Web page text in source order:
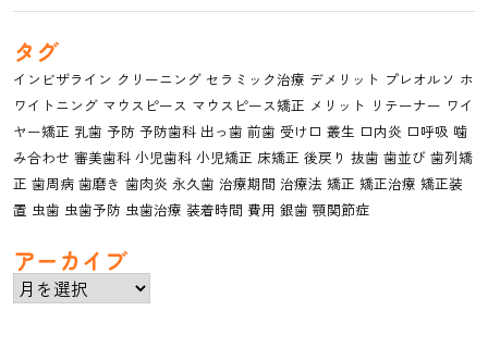
タグ
インビザライン クリーニング セラミック治療 デメリット プレオルソ ホ
ワイトニング マウスピース マウスピース矯正 メリット リテーナー ワイ
ヤー矯正 乳歯 予防 予防歯科 出っ歯 前歯 受け口 叢生 口内炎 口呼吸 噛
み合わせ 審美歯科 小児歯科 小児矯正 床矯正 後戻り 抜歯 歯並び 歯列矯
正 歯周病 歯磨き 歯肉炎 永久歯 治療期間 治療法 矯正 矯正治療 矯正装
置 虫歯 虫歯予防 虫歯治療 装着時間 費用 銀歯 顎関節症
アーカイブ
ア
ー